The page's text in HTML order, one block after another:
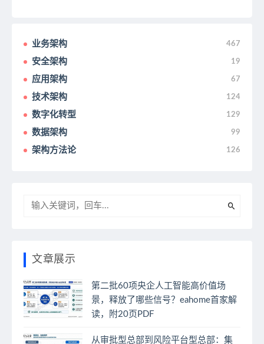
业务架构 467
安全架构 19
应用架构 67
技术架构 124
数字化转型 129
数据架构 99
架构方法论 126
文章展示
第二批60项央企人工智能高价值场
景，释放了哪些信号？eahome首家解
读，附20页PDF
从审批型总部到风险平台型总部：集